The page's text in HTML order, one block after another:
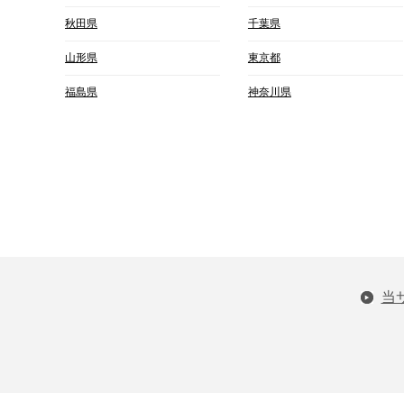
秋田県
山形県
福島県
千葉県
東京都
神奈川県
当